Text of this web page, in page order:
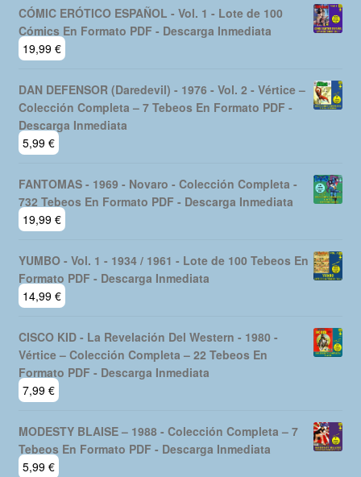
CÓMIC ERÓTICO ESPAÑOL - Vol. 1 - Lote de 100
Cómics En Formato PDF - Descarga Inmediata
19,99 €
DAN DEFENSOR (Daredevil) - 1976 - Vol. 2 - Vértice –
Colección Completa – 7 Tebeos En Formato PDF -
Descarga Inmediata
5,99 €
FANTOMAS - 1969 - Novaro - Colección Completa -
732 Tebeos En Formato PDF - Descarga Inmediata
19,99 €
YUMBO - Vol. 1 - 1934 / 1961 - Lote de 100 Tebeos En
Formato PDF - Descarga Inmediata
14,99 €
CISCO KID - La Revelación Del Western - 1980 -
Vértice – Colección Completa – 22 Tebeos En
Formato PDF - Descarga Inmediata
7,99 €
MODESTY BLAISE – 1988 - Colección Completa – 7
Tebeos En Formato PDF - Descarga Inmediata
5,99 €